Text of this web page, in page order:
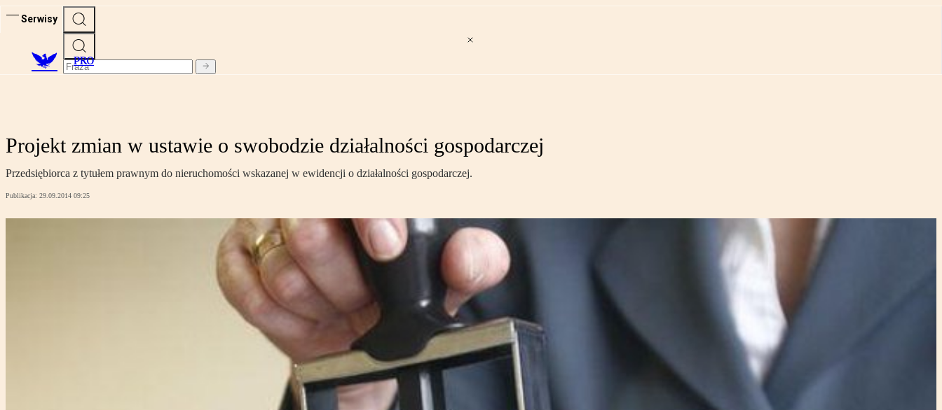
Serwisy
PRO
Projekt zmian w ustawie o swobodzie działalności gospodarczej
Przedsiębiorca z tytułem prawnym do nieruchomości wskazanej w ewidencji o działalności gospodarczej.
Publikacja: 29.09.2014 09:25